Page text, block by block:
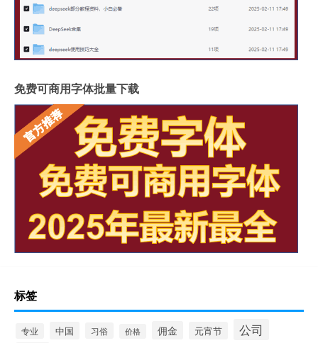
免费可商用字体批量下载
标签
专业 中国 习俗 价格 佣金 元宵节
公司